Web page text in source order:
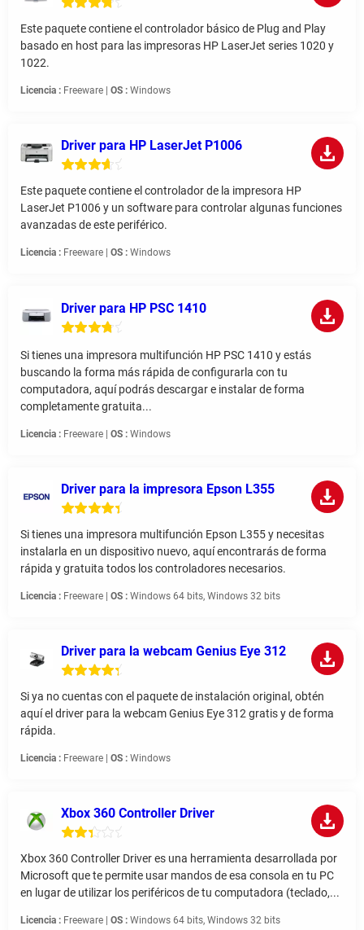
Este paquete contiene el controlador básico de Plug and Play
basado en host para las impresoras HP LaserJet series 1020 y
1022.
Licencia : Freeware | OS : Windows
Driver para HP LaserJet P1006
Este paquete contiene el controlador de la impresora HP
LaserJet P1006 y un software para controlar algunas funciones
avanzadas de este periférico.
Licencia : Freeware | OS : Windows
Driver para HP PSC 1410
Si tienes una impresora multifunción HP PSC 1410 y estás
buscando la forma más rápida de configurarla con tu
computadora, aquí podrás descargar e instalar de forma
completamente gratuita...
Licencia : Freeware | OS : Windows
Driver para la impresora Epson L355
Si tienes una impresora multifunción Epson L355 y necesitas
instalarla en un dispositivo nuevo, aquí encontrarás de forma
rápida y gratuita todos los controladores necesarios.
Licencia : Freeware | OS : Windows 64 bits, Windows 32 bits
Driver para la webcam Genius Eye 312
Si ya no cuentas con el paquete de instalación original, obtén
aquí el driver para la webcam Genius Eye 312 gratis y de forma
rápida.
Licencia : Freeware | OS : Windows
Xbox 360 Controller Driver
Xbox 360 Controller Driver es una herramienta desarrollada por
Microsoft que te permite usar mandos de esa consola en tu PC
en lugar de utilizar los periféricos de tu computadora (teclado,...
Licencia : Freeware | OS : Windows 64 bits, Windows 32 bits